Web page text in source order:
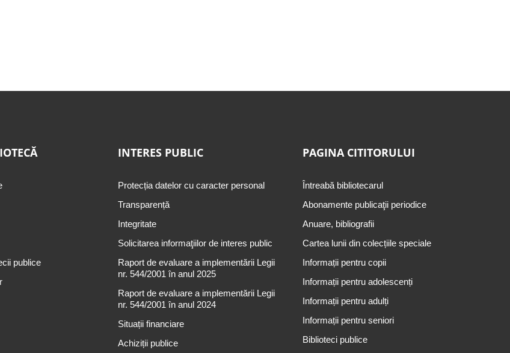
publice
INTERES PUBLIC
Protecția datelor cu caracter personal
Transparență
Integritate
Solicitarea informaţiilor de interes public
Raport de evaluare a implementării Legii
nr. 544/2001 în anul 2025
Raport de evaluare a implementării Legii
nr. 544/2001 în anul 2024
Situații financiare
Achiziții publice
PAGINA CITITORULUI
Întreabă bibliotecarul
Abonamente publicaţii periodice
Anuare, bibliografii
Cartea lunii din colecțiile speciale
Informații pentru copii
Informații pentru adolescenți
Informații pentru adulți
Informații pentru seniori
Biblioteci publice